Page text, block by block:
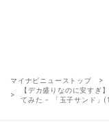
マイナビニューストップ
【デカ盛りなのに安すぎ
てみた - 「玉子サンド」